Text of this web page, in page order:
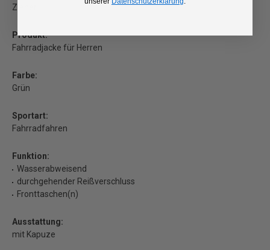
Ziener
Produkt:
Fahrradjacke für Herren
Farbe:
Grün
Sportart:
Fahrradfahren
Funktion:
Wasserabweisend
durchgehender Reißverschluss
Fronttaschen(n)
Ausstattung:
mit Kapuze